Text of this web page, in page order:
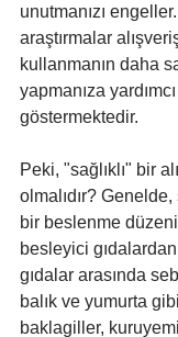
unutmanızı
araştırmalar
kullanmanın daha
yapmanıza
göstermektedir.
Peki, "sağlıklı" bir
olmalıdır?
bir beslenme
besleyici gıdalardan
gıdalar arasında
balık ve yumurta
baklagiller,